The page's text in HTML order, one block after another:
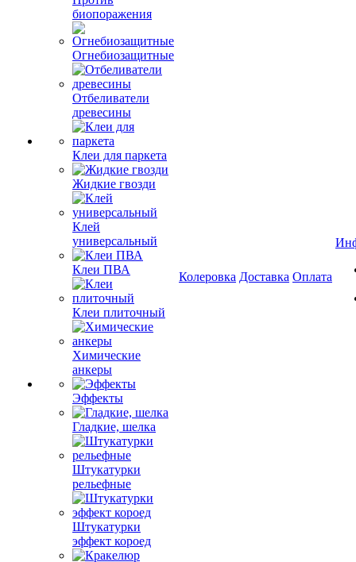
биопоражения
Огнебиозащитные
Отбеливатели
древесины
Клеи для паркета
Жидкие гвозди
Клей
универсальный
Клеи ПВА
Клеи плиточный
Химические
анкеры
Эффекты
Гладкие, шелка
Штукатурки
рельефные
Штукатурки
эффект короед
Колеровка Доставка Оплата